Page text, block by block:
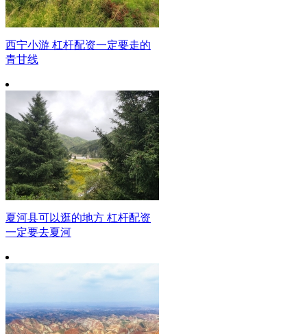
西宁小游 杠杆配资一定要走的
青甘线
夏河县可以逛的地方 杠杆配资
一定要去夏河